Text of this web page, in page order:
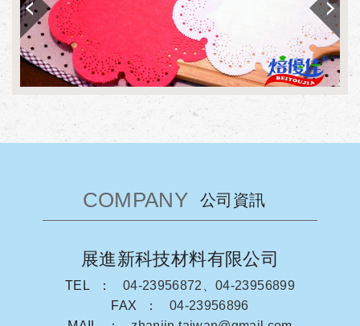
COMPANY 公司資訊
展進新科技材料有限公司
TEL
04-23956872、04-23956899
FAX
04-23956896